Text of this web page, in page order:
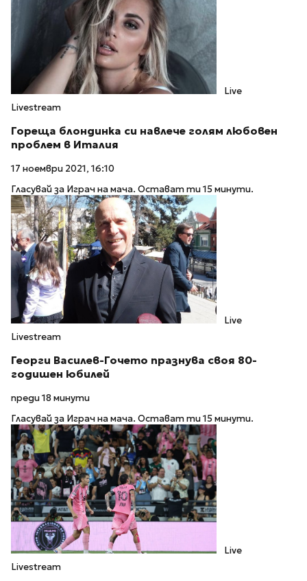
Live
Livestream
Гореща блондинка си навлече голям любовен
проблем в Италия
17 ноември 2021, 16:10
Гласувай за Играч на мача. Остават ти 15 минути.
Live
Livestream
Георги Василев-Гочето празнува своя 80-
годишен юбилей
преди 18 минути
Гласувай за Играч на мача. Остават ти 15 минути.
Live
Livestream